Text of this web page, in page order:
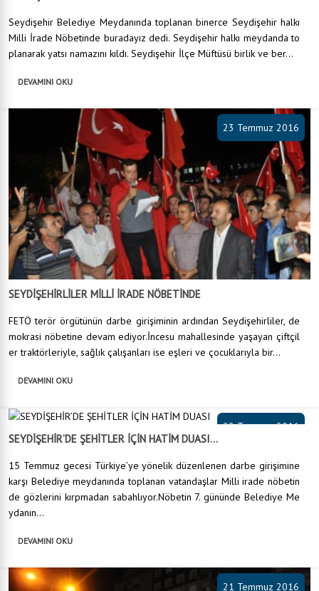
Seydişehir Belediye Meydanında toplanan binerce Seydişehir halkı
Milli İrade Nöbetinde buradayız dedi. Seydişehir halkı meydanda to
planarak yatsı namazını kıldı. Seydişehir İlçe Müftüsü birlik ve ber...
DEVAMINI OKU
23 Temmuz 2016
SEYDİŞEHİRLİLER MİLLİ İRADE NÖBETİNDE
FETÖ terör örgütünün darbe girişiminin ardından Seydişehirliler, de
mokrasi nöbetine devam ediyor.İncesu mahallesinde yaşayan çiftçil
er traktörleriyle, sağlık çalışanları ise eşleri ve çocuklarıyla bir...
DEVAMINI OKU
22 Temmuz 2016
SEYDİŞEHİR’DE ŞEHİTLER İÇİN HATİM DUASI...
15 Temmuz gecesi Türkiye’ye yönelik düzenlenen darbe girişimine
karşı Belediye meydanında toplanan vatandaşlar Milli irade nöbetin
de gözlerini kırpmadan sabahlıyor.Nöbetin 7. gününde Belediye Me
ydanın...
DEVAMINI OKU
21 Temmuz 2016